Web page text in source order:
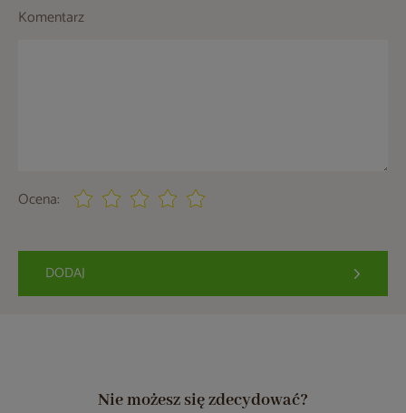
Komentarz
Ocena:
DODAJ
Nie możesz się zdecydować?